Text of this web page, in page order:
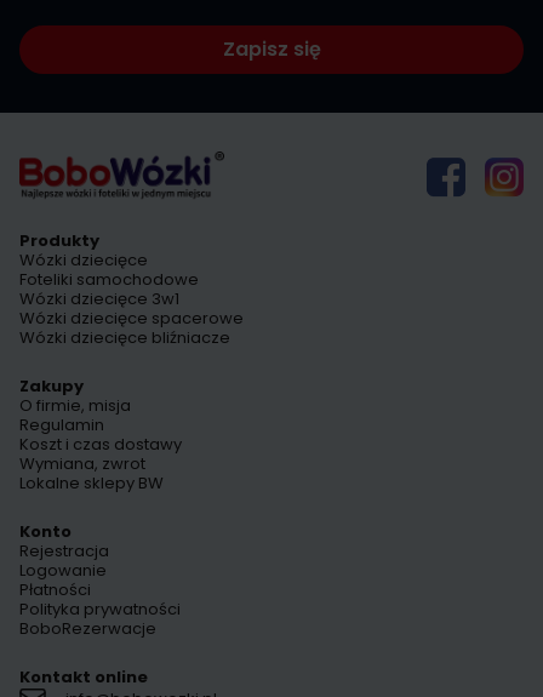
Zapisz się
Produkty
Wózki dziecięce
Foteliki samochodowe
Wózki dziecięce 3w1
Wózki dziecięce spacerowe
Wózki dziecięce bliźniacze
Zakupy
O firmie, misja
Regulamin
Koszt i czas dostawy
Wymiana, zwrot
Lokalne sklepy BW
Konto
Rejestracja
Logowanie
Płatności
Polityka prywatności
BoboRezerwacje
Kontakt online